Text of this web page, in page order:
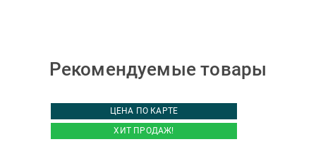
Рекомендуемые товары
ЦЕНА ПО КАРТЕ
ХИТ ПРОДАЖ!